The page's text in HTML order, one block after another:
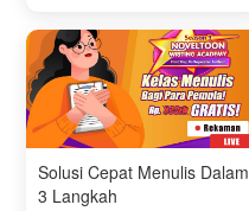
Solusi Cepat Menulis Dalam
3 Langkah